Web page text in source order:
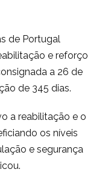
de Portugal
e reforço
a 26 de
de 345 dias.
a reabilitação e o
os níveis
e segurança